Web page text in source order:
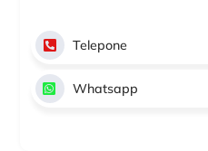
Telepone
Whatsapp